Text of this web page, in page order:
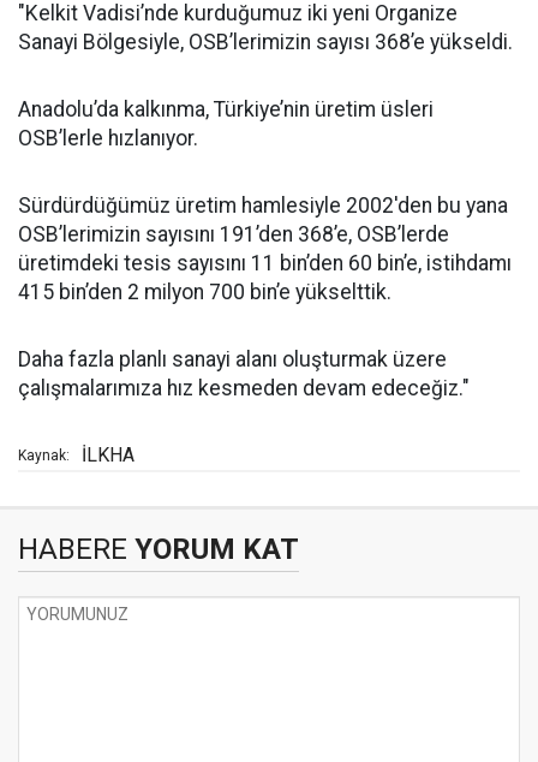
"Kelkit Vadisi’nde kurduğumuz iki yeni Organize
Sanayi Bölgesiyle, OSB’lerimizin sayısı 368’e yükseldi.
Anadolu’da kalkınma, Türkiye’nin üretim üsleri
OSB’lerle hızlanıyor.
Sürdürdüğümüz üretim hamlesiyle 2002'den bu yana
OSB’lerimizin sayısını 191’den 368’e, OSB’lerde
üretimdeki tesis sayısını 11 bin’den 60 bin’e, istihdamı
415 bin’den 2 milyon 700 bin’e yükselttik.
Daha fazla planlı sanayi alanı oluşturmak üzere
çalışmalarımıza hız kesmeden devam edeceğiz."
Kaynak: İLKHA
HABERE YORUM KAT